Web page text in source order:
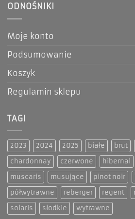
ODNOŚNIKI
Moje konto
Podsumowanie
Koszyk
Regulamin sklepu
TAGI
2023 2024 2025 białe brut
chardonnay
czerwone hibernal
muscaris
musujące pinot noir
półwytrawne
reberger regent
solaris
słodkie wytrawne